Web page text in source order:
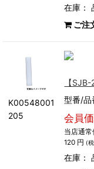
在庫：
ご注
K00548001
205
【
型番/
会員
当店通常
120 円 (
在庫：